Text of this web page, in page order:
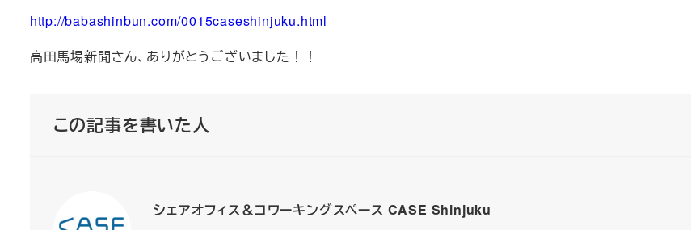
http://babashinbun.com/0015caseshinjuku.html
高田馬場新聞さん、ありがとうございました！！
この記事を書いた人
シェアオフィス＆コワーキングスペース CASE Shinjuku